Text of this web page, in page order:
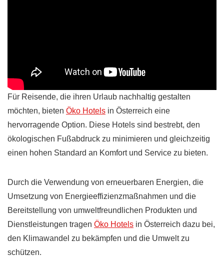
Für Reisende, die ihren Urlaub nachhaltig gestalten
möchten, bieten Öko Hotels in Österreich eine
hervorragende Option. Diese Hotels sind bestrebt, den
ökologischen Fußabdruck zu minimieren und gleichzeitig
einen hohen Standard an Komfort und Service zu bieten.
Durch die Verwendung von erneuerbaren Energien, die
Umsetzung von Energieeffizienzmaßnahmen und die
Bereitstellung von umweltfreundlichen Produkten und
Dienstleistungen tragen Öko Hotels in Österreich dazu bei,
den Klimawandel zu bekämpfen und die Umwelt zu
schützen.